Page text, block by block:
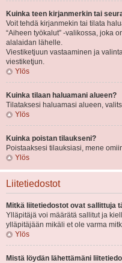
Kuinka teen kirjanmerkin tai
Voit tehdä kirjanmekin tai tilata
“Aiheen työkalut” -valikossa, joka
alalaidan lähelle.
Viestiketjuun vastaaminen ja
viestiketjun.
Ylös
Kuinka tilaan haluamani alueen?
Tilataksesi haluamasi alueen,
Ylös
Kuinka poistan tilaukseni?
Poistaaksesi tilauksiasi, mene
Ylös
Liitetiedostot
Mitkä liitetiedostot ovat sallittuja
Ylläpitäjä voi määrätä sallitut ja
ylläpitäjään mikäli et ole varma
Ylös
Mistä löydän lähettämäni